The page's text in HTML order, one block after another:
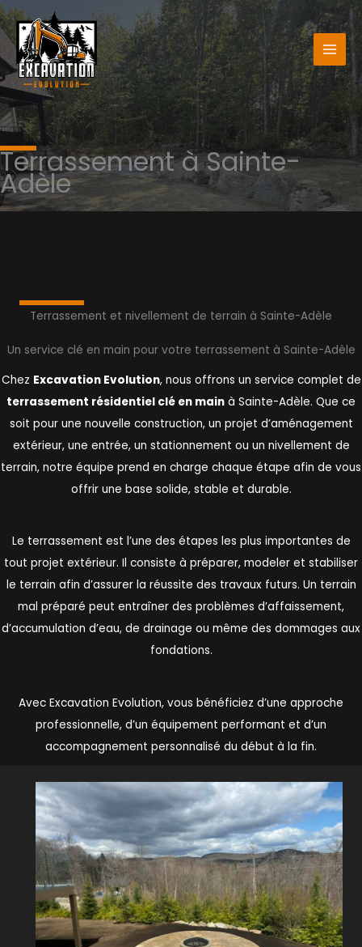
Aller
au
contenu
Terrassement à Sainte-
Adèle
Terrassement et nivellement de terrain à Sainte-Adèle
Un service clé en main pour votre terrassement à Sainte-Adèle
Chez Excavation Evolution, nous offrons un service complet de
terrassement résidentiel clé en main à Sainte-Adèle. Que ce
soit pour une nouvelle construction, un projet d’aménagement
extérieur, une entrée, un stationnement ou un nivellement de
terrain, notre équipe prend en charge chaque étape afin de vous
offrir une base solide, stable et durable.
Le terrassement est l’une des étapes les plus importantes de
tout projet extérieur. Il consiste à préparer, modeler et stabiliser
le terrain afin d’assurer la réussite des travaux futurs. Un terrain
mal préparé peut entraîner des problèmes d’affaissement,
d’accumulation d’eau, de drainage ou même des dommages aux
fondations.
Avec Excavation Evolution, vous bénéficiez d’une approche
professionnelle, d’un équipement performant et d’un
accompagnement personnalisé du début à la fin.